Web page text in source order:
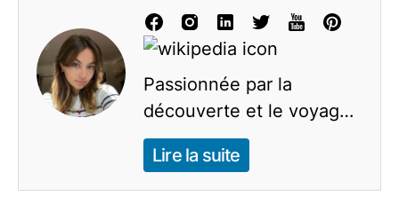
Passionnée par la
découverte et le voyage,
je consacre mes journées
à explorer l'univers de
l'actualité et des conseils
Lire la suite